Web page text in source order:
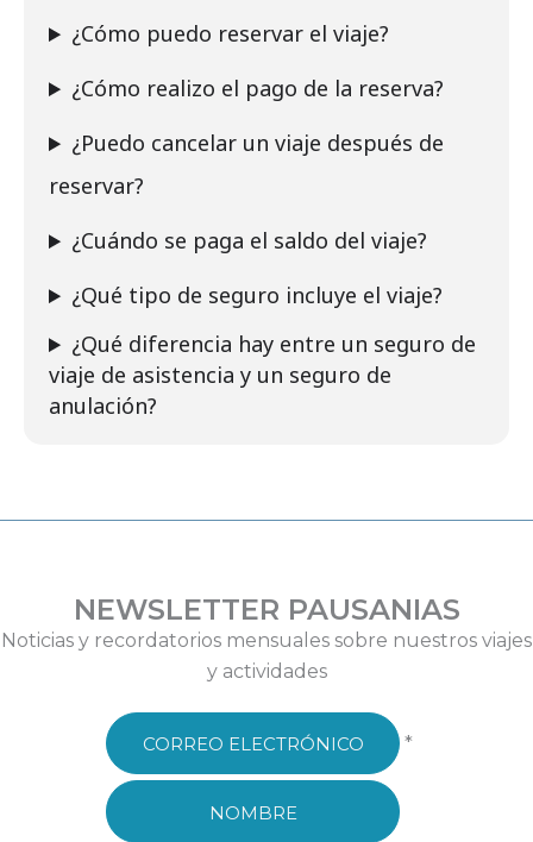
¿Cómo puedo reservar el viaje?
¿Cómo realizo el pago de la reserva?
¿Puedo cancelar un viaje después de
reservar?
¿Cuándo se paga el saldo del viaje?
¿Qué tipo de seguro incluye el viaje?
¿Qué diferencia hay entre un seguro de
viaje de asistencia y un seguro de
anulación?
NEWSLETTER PAUSANIAS
Noticias y recordatorios mensuales sobre nuestros viajes
y actividades
*